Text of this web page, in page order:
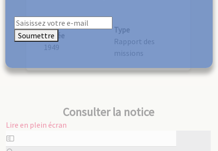
Année
1949
Type
Rapport des
missions
Consulter la notice
Lire en plein écran
Aller
au
Soumettre